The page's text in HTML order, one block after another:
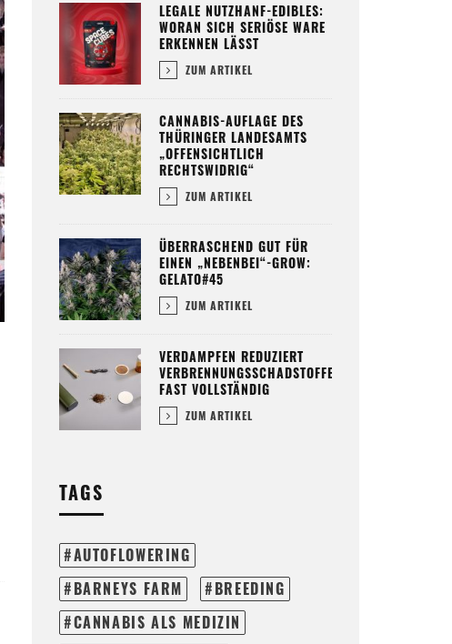
LEGALE NUTZHANF-EDIBLES:
WORAN SICH SERIÖSE WARE
ERKENNEN LÄSST
ZUM ARTIKEL
CANNABIS-AUFLAGE DES
THÜRINGER LANDESAMTS
„OFFENSICHTLICH
RECHTSWIDRIG“
ZUM ARTIKEL
ÜBERRASCHEND GUT FÜR
EINEN „NEBENBEI“-GROW:
GELATO#45
ZUM ARTIKEL
VERDAMPFEN REDUZIERT
VERBRENNUNGSSCHADSTOFFE
FAST VOLLSTÄNDIG
ZUM ARTIKEL
TAGS
AUTOFLOWERING
BARNEYS FARM
BREEDING
CANNABIS ALS MEDIZIN